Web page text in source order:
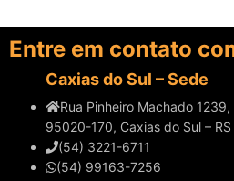
Entre em contato
Caxias do Sul – Sede
Rua Pinheiro Machado
95020-170, Caxias do Sul – RS
(54) 3221-6711
(54) 99163-7256